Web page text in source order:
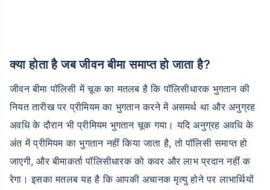
क्या होता है जब जीवन बीमा समाप्त हो जाता है?
जीवन बीमा पॉलिसी में चूक का मतलब है कि पॉलिसीधारक भुगतान की
नियत तारीख पर प्रीमियम का भुगतान करने में असमर्थ था और अनुग्रह
अवधि के दौरान भी प्रीमियम भुगतान चूक गया। यदि अनुग्रह अवधि के
अंत में प्रीमियम का भुगतान नहीं किया जाता है, तो पॉलिसी समाप्त हो
जाएगी, और बीमाकर्ता पॉलिसीधारक को कवर और लाभ प्रदान नहीं क
रेगा। इसका मतलब यह है कि आपकी अचानक मृत्यु होने पर लाभार्थियों